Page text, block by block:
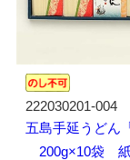
222030201-004
五島手延うどん
200g×10袋 紙